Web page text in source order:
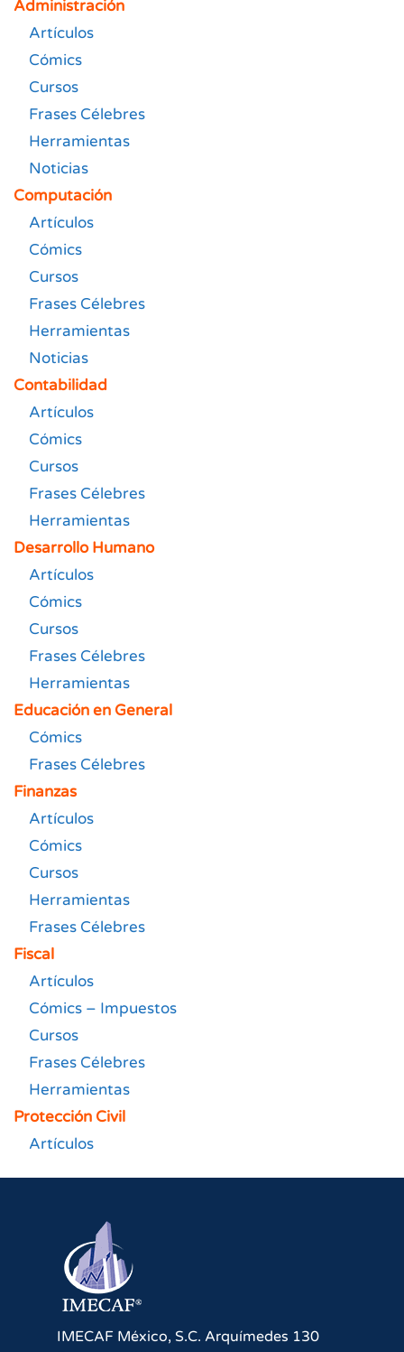
Administración
Artículos
Cómics
Cursos
Frases Célebres
Herramientas
Noticias
Computación
Artículos
Cómics
Cursos
Frases Célebres
Herramientas
Noticias
Contabilidad
Artículos
Cómics
Cursos
Frases Célebres
Herramientas
Desarrollo Humano
Artículos
Cómics
Cursos
Frases Célebres
Herramientas
Educación en General
Cómics
Frases Célebres
Finanzas
Artículos
Cómics
Cursos
Herramientas
Frases Célebres
Fiscal
Artículos
Cómics – Impuestos
Cursos
Frases Célebres
Herramientas
Protección Civil
Artículos
IMECAF México, S.C. Arquímedes 130